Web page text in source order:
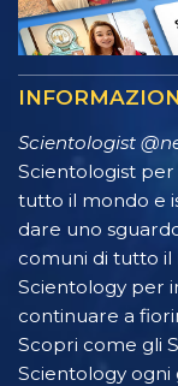
Scientologist
Scientologist per
tutto il mondo e
dare uno
comuni di tutto il
Scientology per
continuare a
Scopri come gli
Scientology ogni